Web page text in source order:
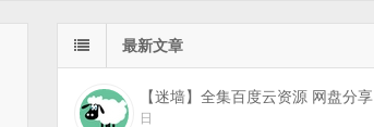
最新文章
【迷墙】全集百度云资源 网盘分享
日